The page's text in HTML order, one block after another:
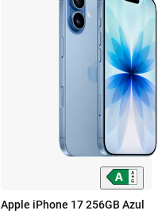
Apple iPhone 17 256GB Azul